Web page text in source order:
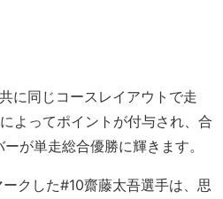
に同じコースレイアウトで走
よってポイントが付与され、合
が単走総合優勝に輝きます。
クした#10齋藤太吾選手は、思